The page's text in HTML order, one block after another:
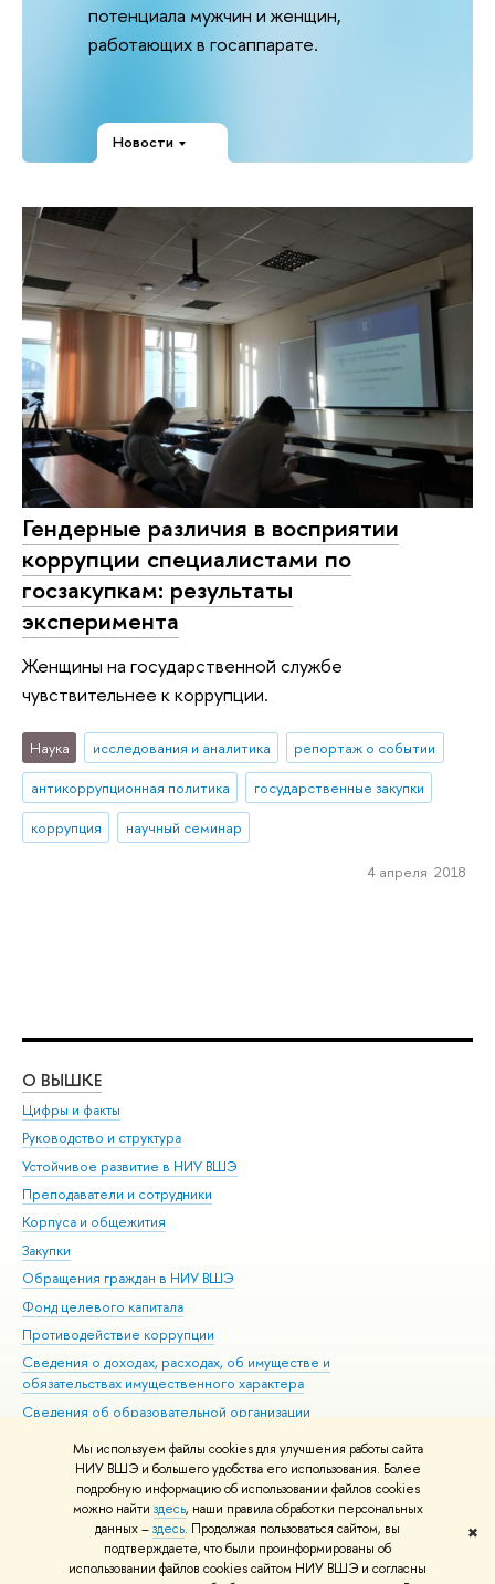
Мы используем файлы cookies для улучшения работы сайта
НИУ ВШЭ и большего удобства его использования. Более
подробную информацию об использовании файлов cookies
можно найти здесь, наши правила обработки персональных
данных –здесь. Продолжая пользоваться сайтом, вы
подтверждаете, что были проинформированы об
использовании файлов cookies сайтом НИУ ВШЭ и согласны
✖
потенциала мужчин и женщин,
работающих в госаппарате.
Новости
Гендерные различия в восприятии
коррупции специалистами по
госзакупкам: результаты
эксперимента
Женщины на государственной службе
чувствительнее к коррупции.
Наука исследования и аналитика
репортаж о событии
антикоррупционная политика
государственные закупки
коррупция
научный семинар
4 апреля 2018
О ВЫШКЕ
Цифры и факты
Руководство и структура
Устойчивое развитие в НИУ ВШЭ
Преподаватели и сотрудники
Корпуса и общежития
Закупки
Обращения граждан в НИУ ВШЭ
Фонд целевого капитала
Противодействие коррупции
Сведения о доходах, расходах, об имуществе и
обязательствах имущественного характера
Сведения об образовательной организации
Людям с ограниченными возможностями здоровья
Единая платежная страница
Работа в Вышке
© НИУ ВШЭ 1993–2026 Адреса и контакты Условия использования